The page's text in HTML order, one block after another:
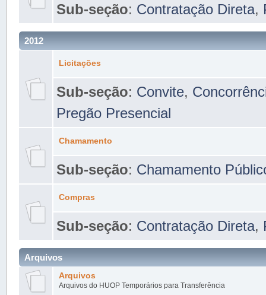
Sub-seção: Contratação Direta,
2012
Licitações
Sub-seção: Convite,
Pregão Presencial
Chamamento
Sub-seção: Chamamento
Compras
Sub-seção: Contratação Direta,
Arquivos
Arquivos
Arquivos do HUOP Temporários para Transferência